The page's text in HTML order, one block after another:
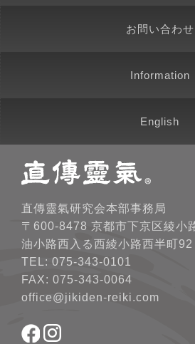
お問い合わせ
Information
English
直傳靈氣研究会本部事務局
〒600-8478 京都市下京区綾小
油小路西入る西綾小路西半町92
TEL: 075-343-0101
FAX: 075-343-0064
office@jikiden-reiki.com